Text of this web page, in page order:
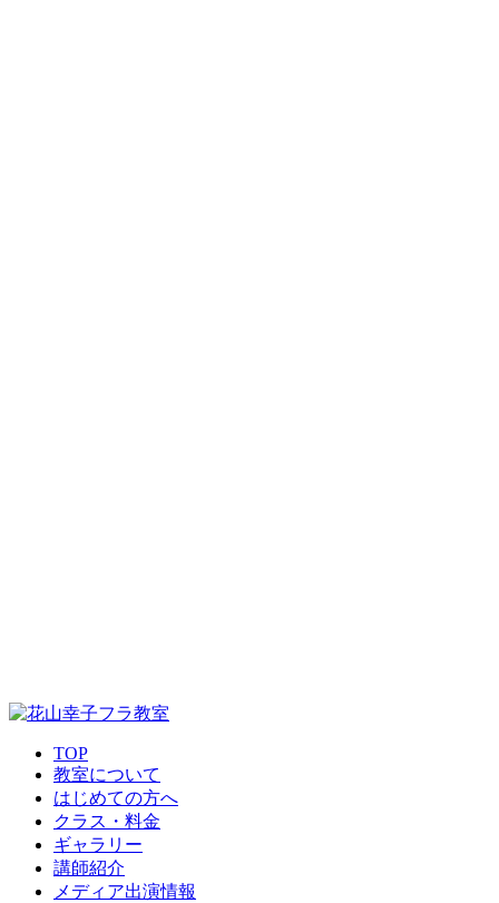
TOP
教室について
はじめての方へ
クラス・料金
ギャラリー
講師紹介
メディア出演情報